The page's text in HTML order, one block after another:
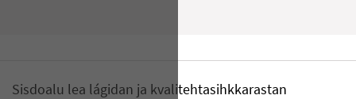
Sisdoalu lea lágidan ja kvalitehtasihkkarastan